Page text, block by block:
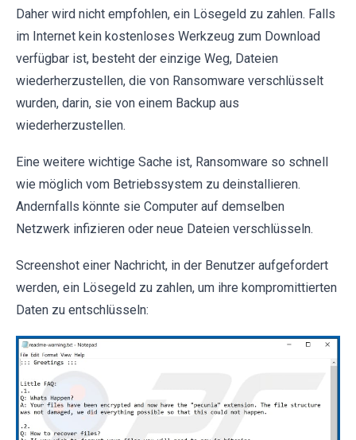
Daher wird nicht empfohlen, ein Lösegeld zu zahlen. Falls
im Internet kein kostenloses Werkzeug zum Download
verfügbar ist, besteht der einzige Weg, Dateien
wiederherzustellen, die von Ransomware verschlüsselt
wurden, darin, sie von einem Backup aus
wiederherzustellen.
Eine weitere wichtige Sache ist, Ransomware so schnell
wie möglich vom Betriebssystem zu deinstallieren.
Andernfalls könnte sie Computer auf demselben
Netzwerk infizieren oder neue Dateien verschlüsseln.
Screenshot einer Nachricht, in der Benutzer aufgefordert
werden, ein Lösegeld zu zahlen, um ihre kompromittierten
Daten zu entschlüsseln: